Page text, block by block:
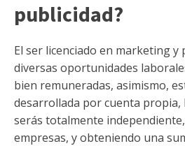
publicidad?
El ser licenciado en marketing y
diversas oportunidades
bien remuneradas, asimismo,
desarrollada por cuenta propia,
serás totalmente
empresas, y obteniendo una